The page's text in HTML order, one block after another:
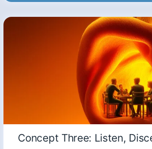
Concept Three: Listen,